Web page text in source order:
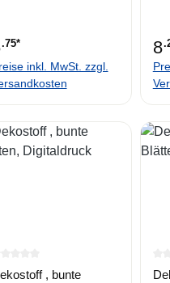
.75*
inkl. MwSt. zzgl.
8
0 von 5 SternenBewertung
, bunte